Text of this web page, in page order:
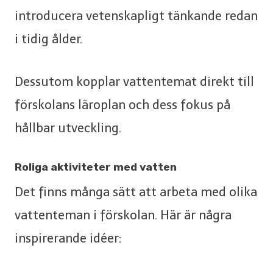
introducera vetenskapligt tänkande redan
i tidig ålder.
Dessutom kopplar vattentemat direkt till
förskolans läroplan och dess fokus på
hållbar utveckling.
Roliga aktiviteter med vatten
Det finns många sätt att arbeta med olika
vattenteman i förskolan. Här är några
inspirerande idéer: